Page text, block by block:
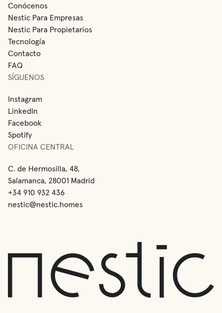
Conócenos
Nestic Para Empresas
Nestic Para Propietarios
Tecnología
Contacto
FAQ
SÍGUENOS
Instagram
LinkedIn
Facebook
Spotify
OFICINA CENTRAL
C. de Hermosilla, 48,
Salamanca, 28001 Madrid
+34 910 932 436
nestic@nestic.homes